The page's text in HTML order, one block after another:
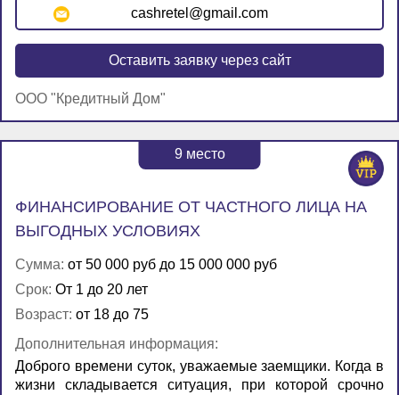
cashretel@gmail.com
Оставить заявку через сайт
ООО "Кредитный Дом"
9место
ФИНАНСИРОВАНИЕ ОТ ЧАСТНОГО ЛИЦА НА
ВЫГОДНЫХ УСЛОВИЯХ
Сумма: от 50 000 руб до 15 000 000 руб
Срок: От 1 до 20 лет
Возраст: от 18 до 75
Дополнительная информация:
Доброго времени суток, уважаемые заемщики. Когда в
жизни складывается ситуация, при которой срочно